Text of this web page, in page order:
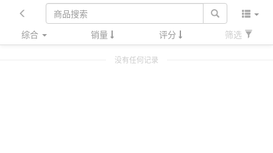
综合 销量 评分 筛选
没有任何记录